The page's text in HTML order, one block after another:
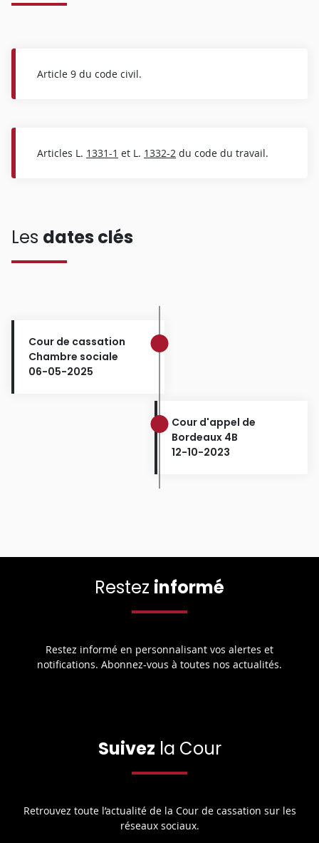
Article 9 du code civil.
Articles L. 1331-1 et L. 1332-2 du code du travail.
Les dates clés
Cour de cassation
Chambre sociale
06-05-2025
Cour d'appel de
Bordeaux 4B
12-10-2023
Restez informé
Restez informé en personnalisant vos alertes et
notifications. Abonnez-vous à toutes nos actualités.
Suivez la Cour
Retrouvez toute l’actualité de la Cour de cassation sur les
réseaux sociaux.